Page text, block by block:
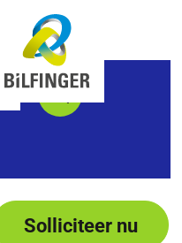
Solliciteer nu